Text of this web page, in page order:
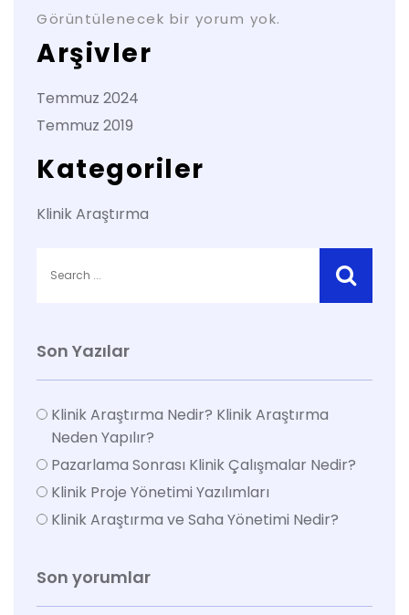
Görüntülenecek bir yorum yok.
Arşivler
Temmuz 2024
Temmuz 2019
Kategoriler
Klinik Araştırma
Son Yazılar
Klinik Araştırma Nedir? Klinik Araştırma
Neden Yapılır?
Pazarlama Sonrası Klinik Çalışmalar Nedir?
Klinik Proje Yönetimi Yazılımları
Klinik Araştırma ve Saha Yönetimi Nedir?
Son yorumlar